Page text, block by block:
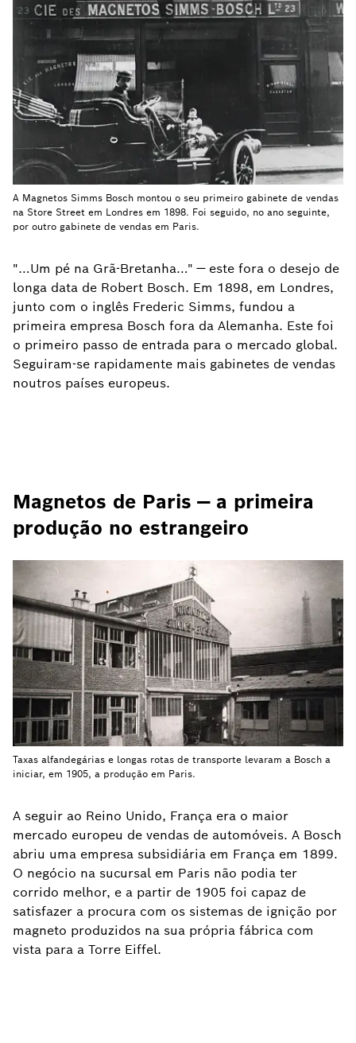
A Magnetos Simms Bosch montou o seu primeiro gabinete de vendas
na Store Street em Londres em 1898. Foi seguido, no ano seguinte,
por outro gabinete de vendas em Paris.
"…Um pé na Grã-Bretanha…" — este fora o desejo de
longa data de Robert Bosch. Em 1898, em Londres,
junto com o inglês Frederic Simms, fundou a
primeira empresa Bosch fora da Alemanha. Este foi
o primeiro passo de entrada para o mercado global.
Seguiram-se rapidamente mais gabinetes de vendas
noutros países europeus.
Magnetos de Paris — a primeira
produção no estrangeiro
A seguir ao Reino Unido, França era o maior
mercado europeu de vendas de automóveis. A Bosch
abriu uma empresa subsidiária em França em 1899.
O negócio na sucursal em Paris não podia ter
corrido melhor, e a partir de 1905 foi capaz de
satisfazer a procura com os sistemas de ignição por
magneto produzidos na sua própria fábrica com
vista para a Torre Eiffel.
Taxas alfandegárias e longas rotas de transporte levaram a Bosch a
iniciar, em 1905, a produção em Paris.